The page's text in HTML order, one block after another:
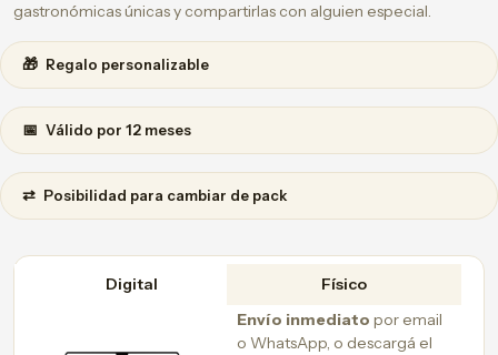
gastronómicas únicas y compartirlas con alguien especial.
🎁 Regalo personalizable
📅 Válido por 12 meses
⇄ Posibilidad para cambiar de pack
Digital
Físico
Envío inmediato por email
o WhatsApp, o descargá el